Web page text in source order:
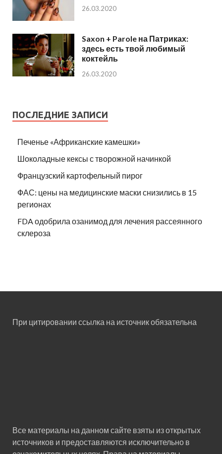
26.03.2020
Saxon + Parole на Патриках:
здесь есть твой любимый
коктейль
26.03.2020
ПОСЛЕДНИЕ ЗАПИСИ
Печенье «Африканские камешки»
Шоколадные кексы с творожной начинкой
Французский картофельный пирог
ФАС: цены на медицинские маски снизились в 15
регионах
FDA одобрила озанимод для лечения рассеянного
склероза
При цитировании ссылка на источник обязательна
Все материалы на данном сайте взяты из открытых
источников и предоставляются исключительно в